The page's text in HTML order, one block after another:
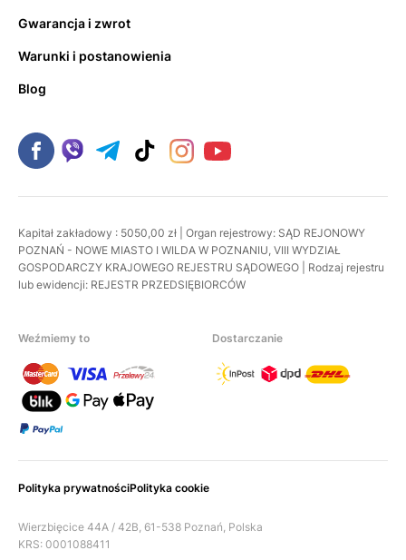
Gwarancja i zwrot
Warunki i postanowienia
Blog
Kapitał zakładowy : 5050,00 zł | Organ rejestrowy: SĄD REJONOWY
POZNAŃ - NOWE MIASTO I WILDA W POZNANIU, VIII WYDZIAŁ
GOSPODARCZY KRAJOWEGO REJESTRU SĄDOWEGO | Rodzaj rejestru
lub ewidencji: REJESTR PRZEDSIĘBIORCÓW
Weźmiemy to Dostarczanie
Polityka prywatnościPolityka cookie
Wierzbięcice 44A / 42B, 61-538 Poznań, Polska
KRS: 0001088411